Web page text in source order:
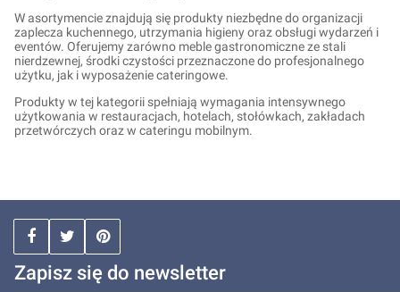
W asortymencie znajdują się produkty niezbędne do organizacji
zaplecza kuchennego, utrzymania higieny oraz obsługi wydarzeń i
eventów. Oferujemy zarówno meble gastronomiczne ze stali
nierdzewnej, środki czystości przeznaczone do profesjonalnego
użytku, jak i wyposażenie cateringowe.
Produkty w tej kategorii spełniają wymagania intensywnego
użytkowania w restauracjach, hotelach, stołówkach, zakładach
przetwórczych oraz w cateringu mobilnym.
Zapisz się do newsletter